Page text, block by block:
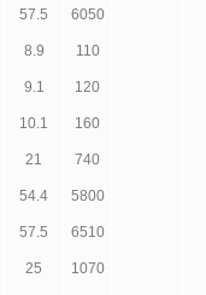
57.5 6050
8.9 110
9.1 120
10.1 160
21 740
54.4 5800
57.5 6510
25 1070